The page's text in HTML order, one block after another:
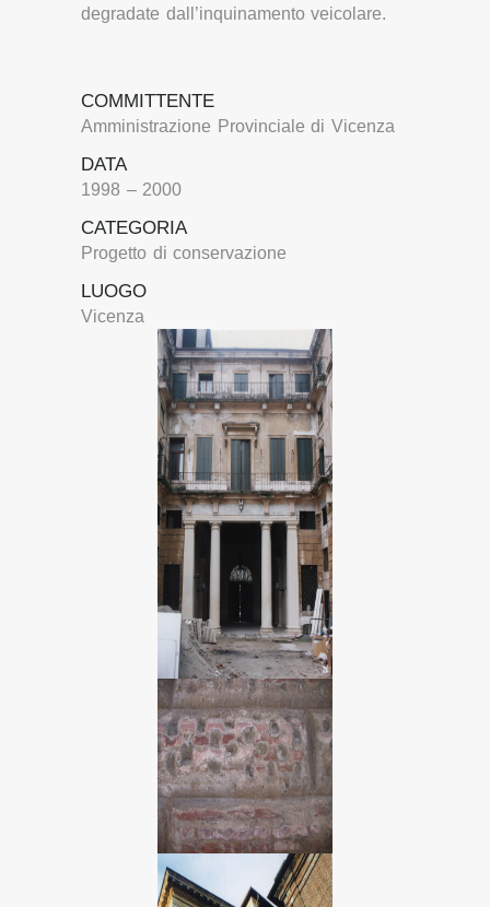
degradate dall’inquinamento veicolare.
COMMITTENTE
Amministrazione Provinciale di Vicenza
DATA
1998 – 2000
CATEGORIA
Progetto di conservazione
LUOGO
Vicenza